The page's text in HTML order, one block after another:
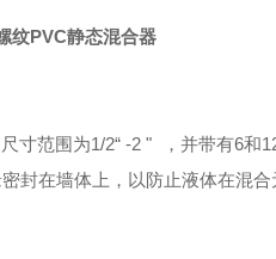
纹PVC静态混合器
寸范围为1/2“ -2 " ，并带有6和
在墙体上，以防止液体在混合